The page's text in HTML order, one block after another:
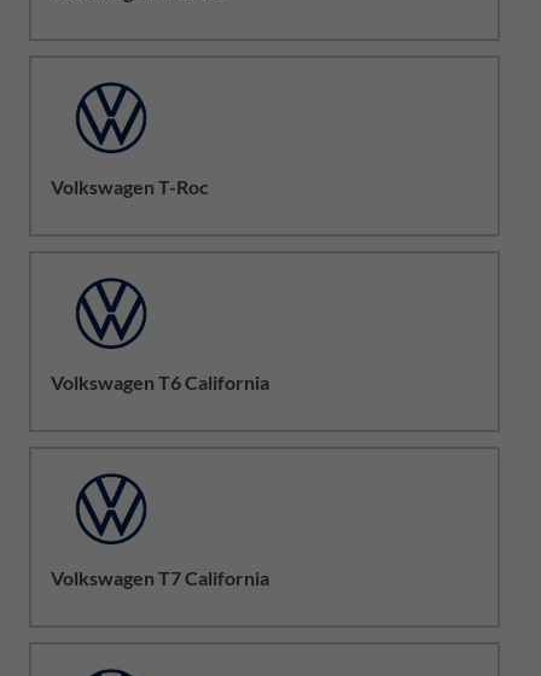
Volkswagen T-Roc
Volkswagen T6 California
Volkswagen T7 California